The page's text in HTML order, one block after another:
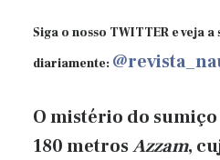
Siga o nosso TWITTER e veja
diariamente:
O mistério do
180 metrosAzzam,